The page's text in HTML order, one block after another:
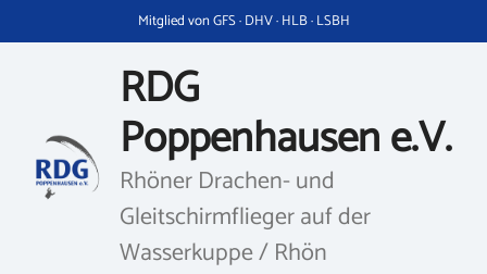
Inhalt
Mitglied von GFS · DHV · HLB · LSBH
RDG
Poppenhausen e.V.
Rhöner Drachen- und
Gleitschirmflieger auf der
Wasserkuppe / Rhön